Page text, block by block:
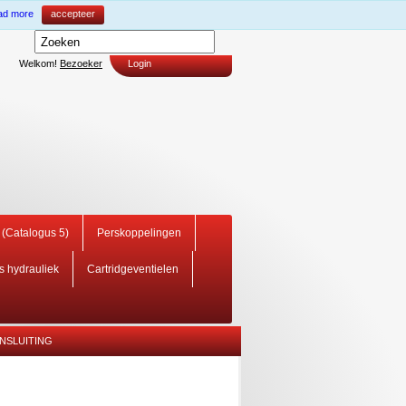
more accepteer
Welkom! Bezoeker Login
5) Perskoppelingen
hydrauliek Cartridgeventielen